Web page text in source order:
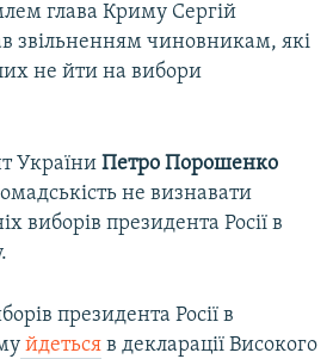
глава Криму Сергій
звільненням чиновникам, які
не йти на вибори
України Петро Порошенко
не визнавати
виборів президента Росії в
президента Росії в
йдеться в декларації Високого